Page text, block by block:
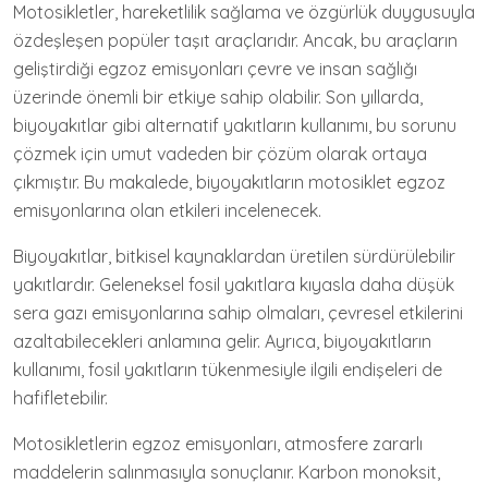
Motosikletler, hareketlilik sağlama ve özgürlük duygusuyla
özdeşleşen popüler taşıt araçlarıdır. Ancak, bu araçların
geliştirdiği egzoz emisyonları çevre ve insan sağlığı
üzerinde önemli bir etkiye sahip olabilir. Son yıllarda,
biyoyakıtlar gibi alternatif yakıtların kullanımı, bu sorunu
çözmek için umut vadeden bir çözüm olarak ortaya
çıkmıştır. Bu makalede, biyoyakıtların motosiklet egzoz
emisyonlarına olan etkileri incelenecek.
Biyoyakıtlar, bitkisel kaynaklardan üretilen sürdürülebilir
yakıtlardır. Geleneksel fosil yakıtlara kıyasla daha düşük
sera gazı emisyonlarına sahip olmaları, çevresel etkilerini
azaltabilecekleri anlamına gelir. Ayrıca, biyoyakıtların
kullanımı, fosil yakıtların tükenmesiyle ilgili endişeleri de
hafifletebilir.
Motosikletlerin egzoz emisyonları, atmosfere zararlı
maddelerin salınmasıyla sonuçlanır. Karbon monoksit,